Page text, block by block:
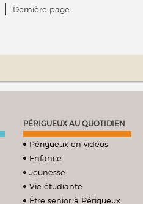
Dernière page
PÉRIGUEUX AU QUOTIDIEN
Périgueux en vidéos
Enfance
Jeunesse
Vie étudiante
Être senior à Périgueux